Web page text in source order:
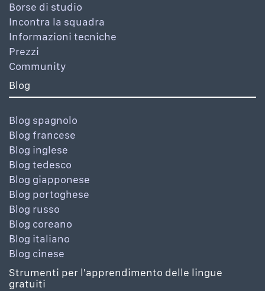
Borse di studio
Incontra la squadra
Informazioni tecniche
Prezzi
Community
Blog
Blog spagnolo
Blog francese
Blog inglese
Blog tedesco
Blog giapponese
Blog portoghese
Blog russo
Blog coreano
Blog italiano
Blog cinese
Strumenti per l'apprendimento delle lingue
gratuiti